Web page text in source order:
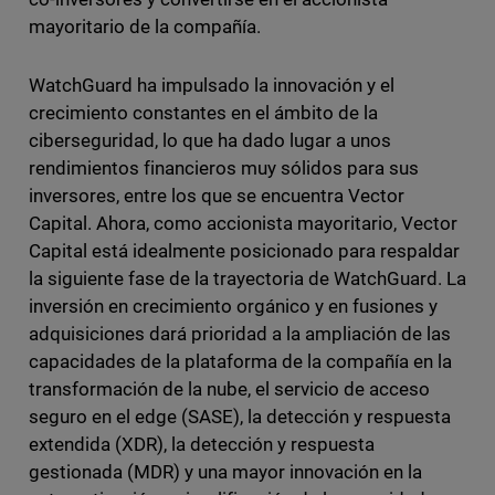
mayoritario de la compañía.
WatchGuard ha impulsado la innovación y el
crecimiento constantes en el ámbito de la
ciberseguridad, lo que ha dado lugar a unos
rendimientos financieros muy sólidos para sus
inversores, entre los que se encuentra Vector
Capital. Ahora, como accionista mayoritario, Vector
Capital está idealmente posicionado para respaldar
la siguiente fase de la trayectoria de WatchGuard. La
inversión en crecimiento orgánico y en fusiones y
adquisiciones dará prioridad a la ampliación de las
capacidades de la plataforma de la compañía en la
transformación de la nube, el servicio de acceso
seguro en el edge (SASE), la detección y respuesta
extendida (XDR), la detección y respuesta
gestionada (MDR) y una mayor innovación en la